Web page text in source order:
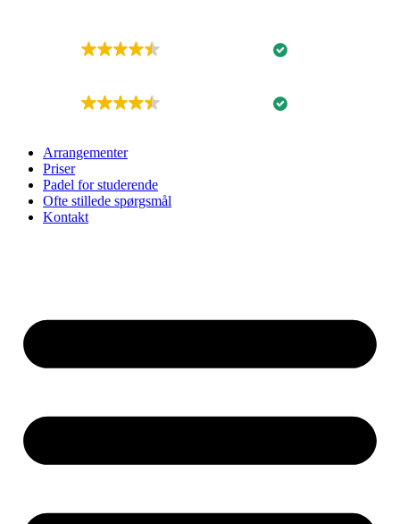
Arrangementer
Priser
Padel for studerende
Ofte stillede spørgsmål
Kontakt